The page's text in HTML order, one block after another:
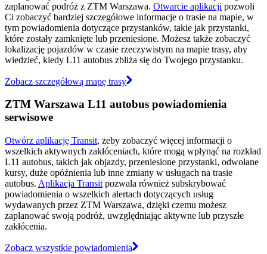
zaplanować podróż z ZTM Warszawa. Otwarcie aplikacji pozwoli
Ci zobaczyć bardziej szczegółowe informacje o trasie na mapie, w
tym powiadomienia dotyczące przystanków, takie jak przystanki,
które zostały zamknięte lub przeniesione. Możesz także zobaczyć
lokalizację pojazdów w czasie rzeczywistym na mapie trasy, aby
wiedzieć, kiedy L11 autobus zbliża się do Twojego przystanku.
Zobacz szczegółową mapę trasy
ZTM Warszawa L11 autobus powiadomienia
serwisowe
Otwórz aplikację Transit, żeby zobaczyć więcej informacji o
wszelkich aktywnych zakłóceniach, które mogą wpłynąć na rozkład
L11 autobus, takich jak objazdy, przeniesione przystanki, odwołane
kursy, duże opóźnienia lub inne zmiany w usługach na trasie
autobus. Aplikacja Transit pozwala również subskrybować
powiadomienia o wszelkich alertach dotyczących usług
wydawanych przez ZTM Warszawa, dzięki czemu możesz
zaplanować swoją podróż, uwzględniając aktywne lub przyszłe
zakłócenia.
Zobacz wszystkie powiadomienia